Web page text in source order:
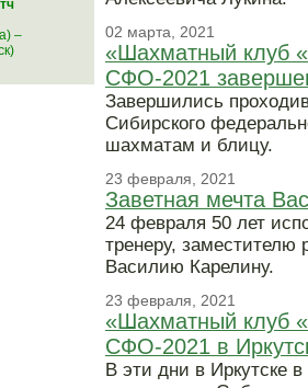
–
02 марта, 2021
«Шахматный клуб
СФО-2021
Завершились
Сибирского
шахматам и блицу.
23 февраля, 2021
Заветная мечта
24 февраля 50 лет
тренеру, заместителю
Василию Карелину.
23 февраля, 2021
«Шахматный клуб
СФО-2021 в
В эти дни в Иркутске